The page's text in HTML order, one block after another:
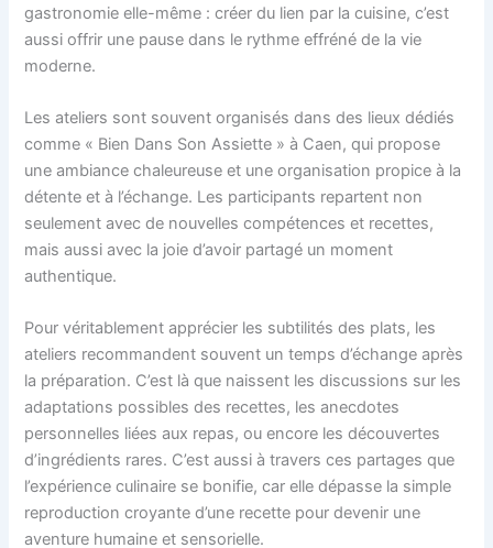
gastronomie elle-même : créer du lien par la cuisine, c’est
aussi offrir une pause dans le rythme effréné de la vie
moderne.
Les ateliers sont souvent organisés dans des lieux dédiés
comme « Bien Dans Son Assiette » à Caen, qui propose
une ambiance chaleureuse et une organisation propice à la
détente et à l’échange. Les participants repartent non
seulement avec de nouvelles compétences et recettes,
mais aussi avec la joie d’avoir partagé un moment
authentique.
Pour véritablement apprécier les subtilités des plats, les
ateliers recommandent souvent un temps d’échange après
la préparation. C’est là que naissent les discussions sur les
adaptations possibles des recettes, les anecdotes
personnelles liées aux repas, ou encore les découvertes
d’ingrédients rares. C’est aussi à travers ces partages que
l’expérience culinaire se bonifie, car elle dépasse la simple
reproduction croyante d’une recette pour devenir une
aventure humaine et sensorielle.